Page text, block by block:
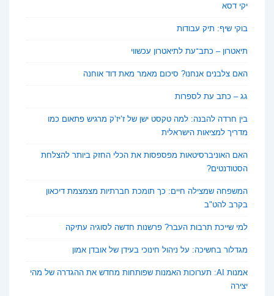
יקי דסא
בוקי שיף: תיק עבודות
תיאטרון – כתב־עת לתיאטרון עכשווי
האם צלבנים אנחנו? סיכום מאמר מאת דוד אוחנה
גג – כתב עת לספרות
בין חרדה להבנה: למה טקסט ישן של ז’יז’ק מרגיש פתאום כמו
מדריך למציאות הישראלית
האם האוניברסיטאות מפספסות את הכלי החזק ביותר להצלחת
הסטודנטים?
המשפחה שמצילה חיים: כך תומכת חברתיות מצמצמת דיכאון
בקרב להט"ב
למי שייכת תרבות העבר? פרשנות חדשה לסוגיה עתיקה
מגדלור בחשיכה: על ניהול חינוכי בעידן של אובדן אמון
אמנות AI: תערוכות האמנות שפותחות מחדש את ההגדרה של מהי
יצירה